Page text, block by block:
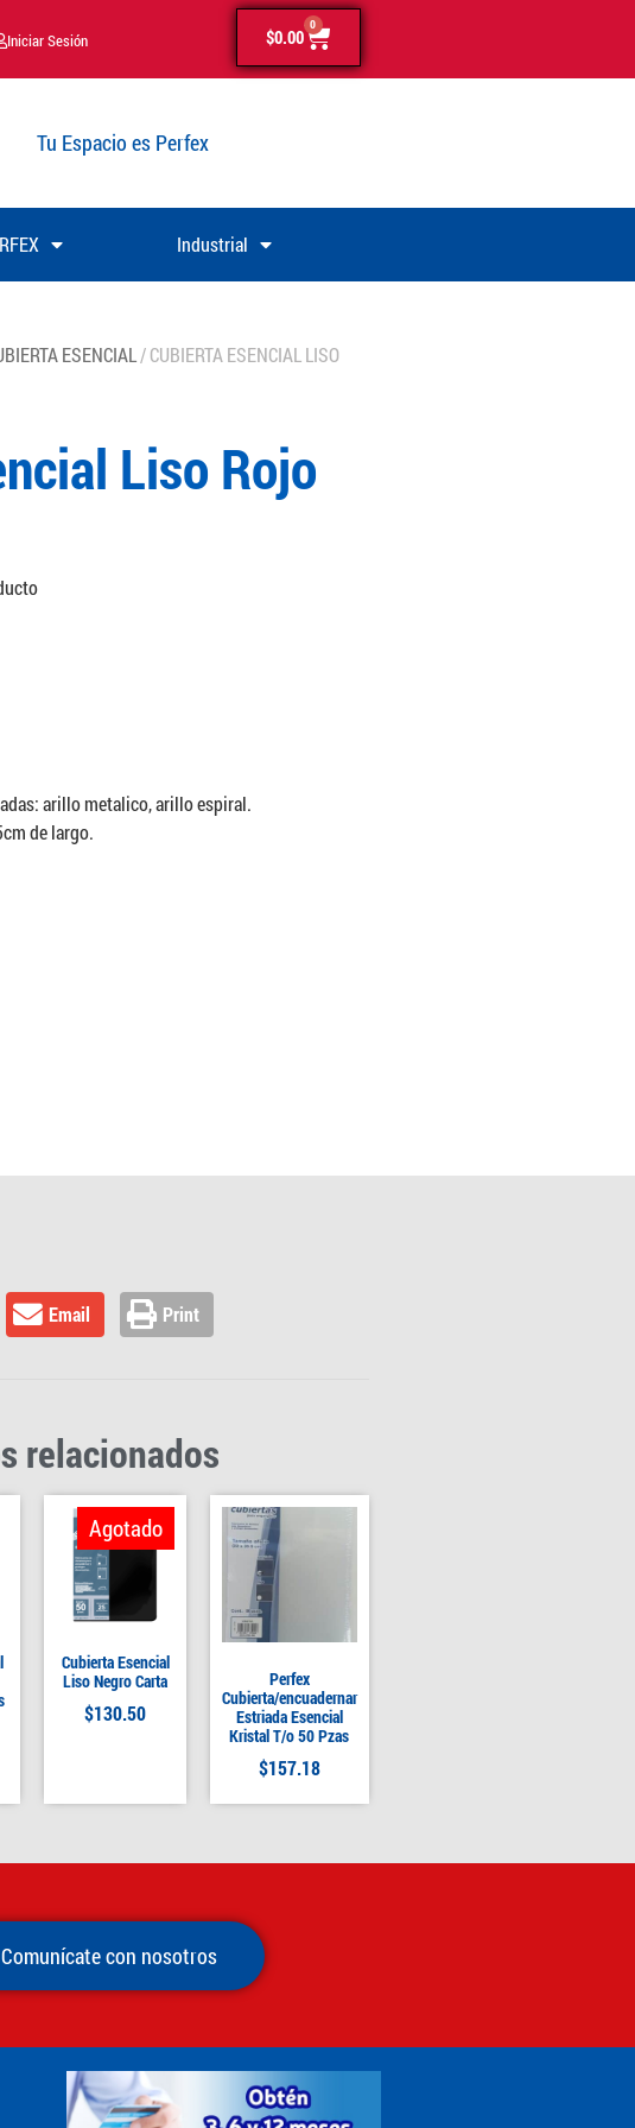
Iniciar Sesión $0.00
0
Tu Espacio es Perfex
Industrial
ESENCIAL/ CUBIERTA ESENCIAL LISO
Liso Rojo
arillo metalico, arillo espiral.
de largo.
Email Print
relacionados
Cubierta Esencial
Liso Negro Carta
$130.50
Agotado
Perfex
Cubierta/encuadernar
Estriada Esencial
Kristal T/o 50 Pzas
$157.18
Comunícate con nosotros